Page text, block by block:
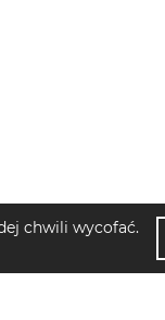
chwili wycofać.